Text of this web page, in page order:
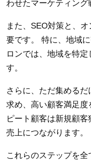
わせたマーケティング
また、SEO対策と、
要です。 特に、地域
ロンでは、地域を特
す。
さらに、ただ集める
求め、高い顧客満足度
ピート顧客は新規顧
売上につながります。
これらのステップを